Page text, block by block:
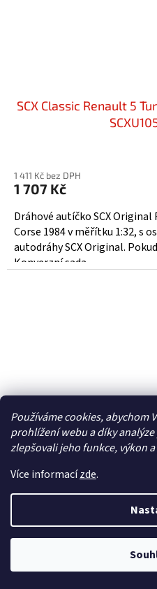
Používáme cookies, abychom
prohlížení webu a díky
zlepšovali jeho funkce, výkon
Více informacízde.
SCX Classic Renault 5
1 411 Kč bez DPH
1 707 Kč
Dráhové autíčko SCX
Corse 1984 v měřítku 1:32, s
autodráhy SCX Original.
Konverzní sada...
SCX Classic Audi